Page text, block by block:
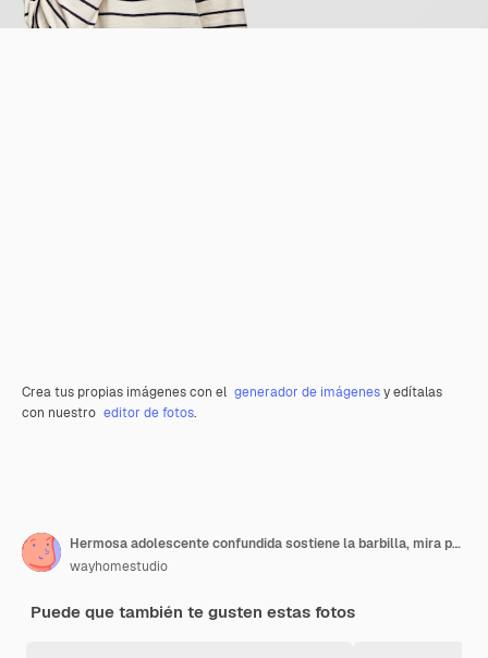
Crea tus propias imágenes con el generador de imágenesy edítalas
con nuestro editor de fotos.
Hermosa adolescente confundida sostiene la barbilla, mira pensativamente a un lado, tiene el cabello oscuro, usa un suéter a rayas, aislado sobre una pared blanca
wayhomestudio
Puede que también te gusten estas fotos